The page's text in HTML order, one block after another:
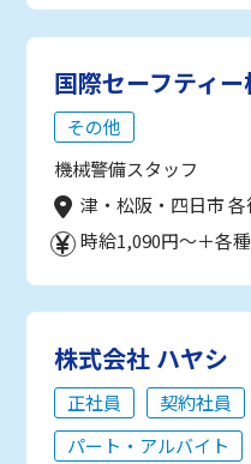
国際セーフティ
その他
機械警備スタッフ
津・松阪・四日市
時給1,090円～＋各
株式会社 ハヤシ
正社員 契約社員
パート・アルバイト